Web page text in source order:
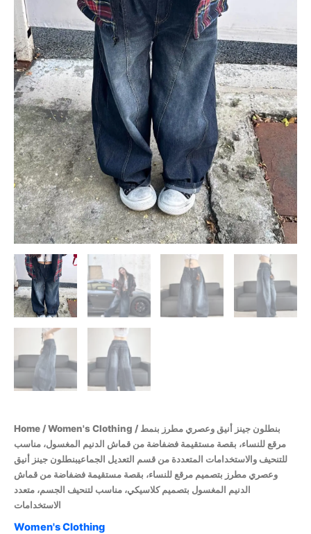
Home/Women's Clothing / بنطلون جينز أنيق وعصري مطرز بنمط
مرقع للنساء، بقصة مستقيمة فضفاضة من قماش الدنيم المغسول، مناسب
للتنحيف والاستخدامات المتعددة من قسم التعديل الجماعيبنطلون جينز أنيق
وعصري مطرز بتصميم مرقع للنساء، بقصة مستقيمة فضفاضة من قماش
الدنيم المغسول بتصميم كلاسيكي، مناسب لتنحيف الجسم، متعدد
الاستخدامات
Women's Clothing